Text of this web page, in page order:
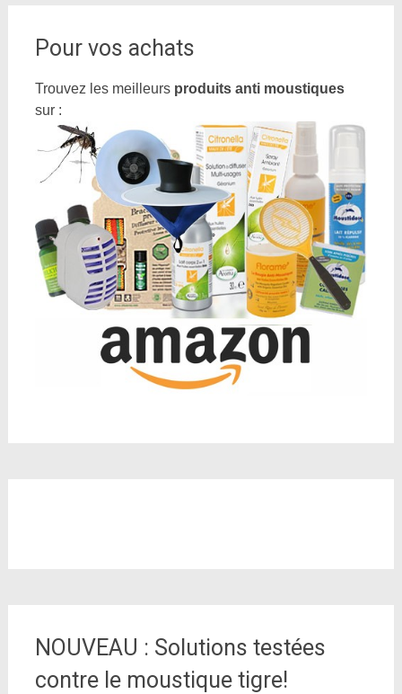
Pour vos achats
Trouvez les meilleurs produits anti moustiques
sur :
NOUVEAU : Solutions testées
contre le moustique tigre!